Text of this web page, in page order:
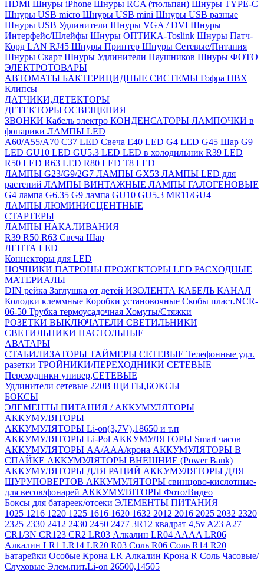
HDMI Шнуры iPhone Шнуры RCA (тюльпан) Шнуры TYPE-C
Шнуры USB micro Шнуры USB mini Шнуры USB разные
Шнуры USB Удлинители Шнуры VGA / DVI Шнуры
Интерфейс/Шлейфы Шнуры ОПТИКА-Toslink Шнуры Патч-
Корд LAN RJ45 Шнуры Принтер Шнуры Сетевые/Питания
Шнуры Скарт Шнуры Удлинители Наушников Шнуры ФОТО
ЭЛЕКТРОТОВАРЫ
АВТОМАТЫ БАКТЕРИЦИДНЫЕ СИСТЕМЫ Гофра ПВХ
Клипсы
ДАТЧИКИ,ДЕТЕКТОРЫ
ДЕТЕКТОРЫ ОСВЕЩЕНИЯ
ЗВОНКИ Кабель электро КОНДЕНСАТОРЫ ЛАМПОЧКИ в
фонарики ЛАМПЫ LED
A60/A55/A70 C37 LED Свеча E40 LED G4 LED G45 Шар G9
LED GU10 LED GU5.3 LED LED в холодильник R39 LED
R50 LED R63 LED R80 LED T8 LED
ЛАМПЫ G23/G9/2G7 ЛАМПЫ GX53 ЛАМПЫ LED для
растений ЛАМПЫ ВИНТАЖНЫЕ ЛАМПЫ ГАЛОГЕНОВЫЕ
G4 лампа G6.35 G9 лампа GU10 GU5.3 MR11/GU4
ЛАМПЫ ЛЮМИНИСЦЕНТНЫЕ
СТАРТЕРЫ
ЛАМПЫ НАКАЛИВАНИЯ
R39 R50 R63 Свеча Шар
ЛЕНТА LED
Коннекторы для LED
НОЧНИКИ ПАТРОНЫ ПРОЖЕКТОРЫ LED РАСХОДНЫЕ
МАТЕРИАЛЫ
DIN рейка Заглушка от детей ИЗОЛЕНТА КАБЕЛЬ КАНАЛ
Колодки клеммные Коробки установочные Скобы пласт.NCR-
06-50 Трубка термоусадочная Хомуты/Стяжки
РОЗЕТКИ ВЫКЛЮЧАТЕЛИ СВЕТИЛЬНИКИ
СВЕТИЛЬНИКИ НАСТОЛЬНЫЕ
АВАТАРЫ
СТАБИЛИЗАТОРЫ ТАЙМЕРЫ СЕТЕВЫЕ Телефонные удл.
разетки ТРОЙНИКИ/ПЕРЕХОДНИКИ СЕТЕВЫЕ
Переходники универ,СЕТЕВЫЕ
Удлинители сетевые 220В ЩИТЫ,БОКСЫ
БОКСЫ
ЭЛЕМЕНТЫ ПИТАНИЯ / АККУМУЛЯТОРЫ
АККУМУЛЯТОРЫ
АККУМУЛЯТОРЫ Li-on(3,7V),18650 и т.п
АККУМУЛЯТОРЫ Li-Pol АККУМУЛЯТОРЫ Smart часов
АККУМУЛЯТОРЫ АА/ААА/крона АККУМУЛЯТОРЫ В
СПАЙКЕ АККУМУЛЯТОРЫ ВНЕШНИЕ (Power Bank)
АККУМУЛЯТОРЫ ДЛЯ РАЦИЙ АККУМУЛЯТОРЫ ДЛЯ
ШУРУПОВЕРТОВ АККУМУЛЯТОРЫ свинцово-кислотные-
для весов/фонарей АККУМУЛЯТОРЫ Фото/Видео
Боксы для батареек/отсеки ЭЛЕМЕНТЫ ПИТАНИЯ
1025 1216 1220 1225 1616 1620 1632 2012 2016 2025 2032 2320
2325 2330 2412 2430 2450 2477 3R12 квадрат 4,5v A23 A27
CR1/3N CR123 CR2 LR03 Алкалин LR04 AAAA LR06
Алкалин LR1 LR14 LR20 R03 Соль R06 Соль R14 R20
Батарейки Особые Крона LR Алкалин Крона R Соль Часовые/
Слуховые Элем.пит.Li-on 26500,14505